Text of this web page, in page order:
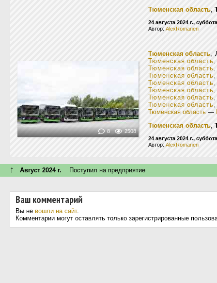
Тюменская область,
24 августа 2024 г., суббота
Автор: AlexRomanen
8 2508
Тюменская область,
Тюменская область
Тюменская область,
Тюменская область
Тюменская область
Тюменская область
Тюменская область
Тюменская область
Тюменская область —
Тюменская область,
24 августа 2024 г., суббота
Автор: AlexRomanen
↑ Август 2024 г. Поступил на предприятие
Ваш комментарий
Вы не вошли на сайт.
Комментарии могут оставлять только зарегистрированные